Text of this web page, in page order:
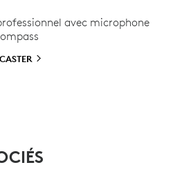
avec microphone